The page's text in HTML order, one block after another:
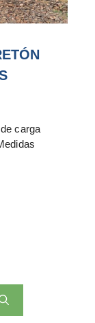
carga